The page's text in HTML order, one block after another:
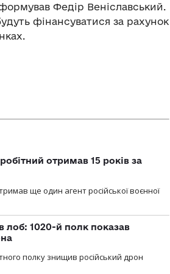
Федір Веніславський.
фінансуватися за рахунок
отримав 15 років за
ще один агент російської воєнної
лоб: 1020-й полк показав
полку знищив російський дрон